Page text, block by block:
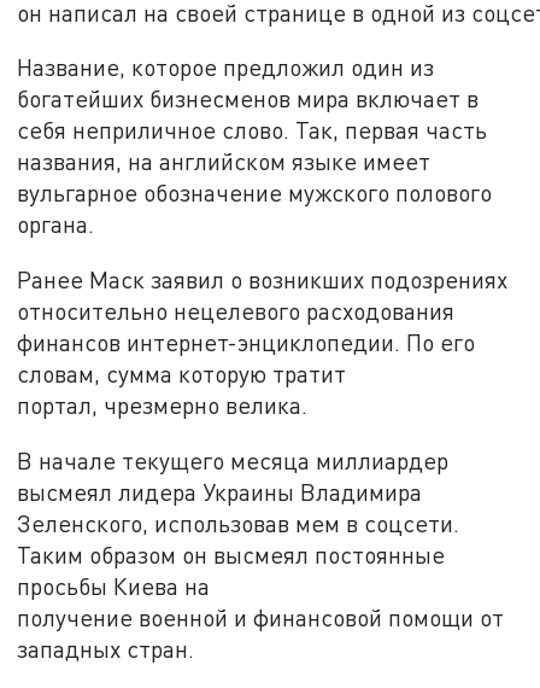
он написал на своей странице в одной из
Название, которое предложил один из
богатейших бизнесменов мира включает в
себя неприличное слово. Так, первая часть
названия, на английском языке имеет
вульгарное обозначение мужского полового
органа.
Ранее Маск заявил о возникших подозрениях
относительно нецелевого расходования
финансов интернет-энциклопедии. По его
словам, сумма которую тратит
портал, чрезмерно велика.
В начале текущего месяца миллиардер
высмеял лидера Украины Владимира
Зеленского, использовав мем в соцсети.
Таким образом он высмеял постоянные
просьбы Киева на
получение военной и финансовой помощи от
западных стран.